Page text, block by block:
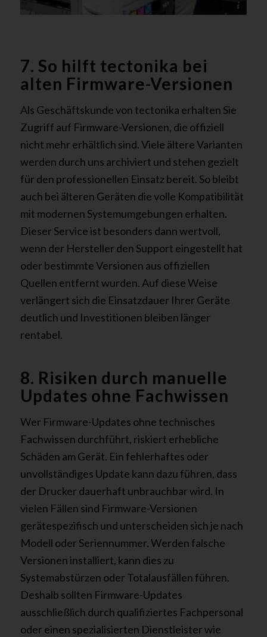
@HP - tectonika
7. So hilft tectonika bei
alten Firmware-Versionen
Als Geschäftskunde von tectonika erhalten Sie
Zugriff auf Firmware-Versionen, die offiziell
nicht mehr erhältlich sind. Viele ältere Varianten
werden durch uns archiviert und stehen gezielt
für den professionellen Einsatz bereit. So bleibt
auch bei älteren Geräten die volle Kompatibilität
mit modernen Systemumgebungen erhalten.
Dieser Service ist besonders dann wertvoll,
wenn der Hersteller den Support eingestellt hat
oder bestimmte Versionen aus offiziellen
Quellen entfernt wurden. Auf diese Weise
verlängert sich die Einsatzdauer Ihrer Geräte
deutlich und Investitionen bleiben länger
rentabel.
8. Risiken durch manuelle
Updates ohne Fachwissen
Wer Firmware-Updates ohne technisches
Fachwissen durchführt, riskiert erhebliche
Schäden am Gerät. Ein fehlerhaftes oder
unvollständiges Update kann dazu führen, dass
der Drucker dauerhaft unbrauchbar wird. In
vielen Fällen sind Firmware-Versionen
gerätespezifisch und unterscheiden sich je nach
Modell oder Seriennummer. Werden falsche
Versionen installiert, kann dies zu
Systemabstürzen oder Totalausfällen führen.
Deshalb sollten Firmware-Updates
ausschließlich durch qualifiziertes Fachpersonal
oder einen spezialisierten Dienstleister wie